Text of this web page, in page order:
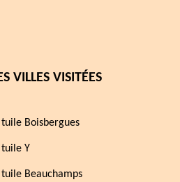
VILLES VISITÉES
Boisbergues
Y
Beauchamps